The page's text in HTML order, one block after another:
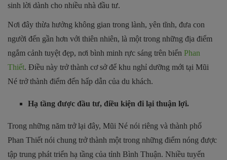
sinh lời dành cho nhiều nhà đầu tư.
Nơi đây thừa hưởng không gian trong lành, yên tĩnh, đưa con
người đến gần hơn với thiên nhiên, là một trong những địa điểm
ngắm cảnh tuyệt đẹp, nơi bình minh rực sáng trên biển Phan
Thiết. Điều này trở thành cơ sở để khu nghỉ dưỡng mới tại Mũi
Né trở thành điểm đến hấp dẫn của du khách.
Hạ tầng được đầu tư, điều kiện đi lại thuận lợi.
Trong những năm trở lại đây, Mũi Né nói riêng và thành phố
Phan Thiết nói chung trở thành một trong những điểm nóng được
tập trung phát triển hạ tầng của tỉnh Bình Thuận. Nhiều tuyến